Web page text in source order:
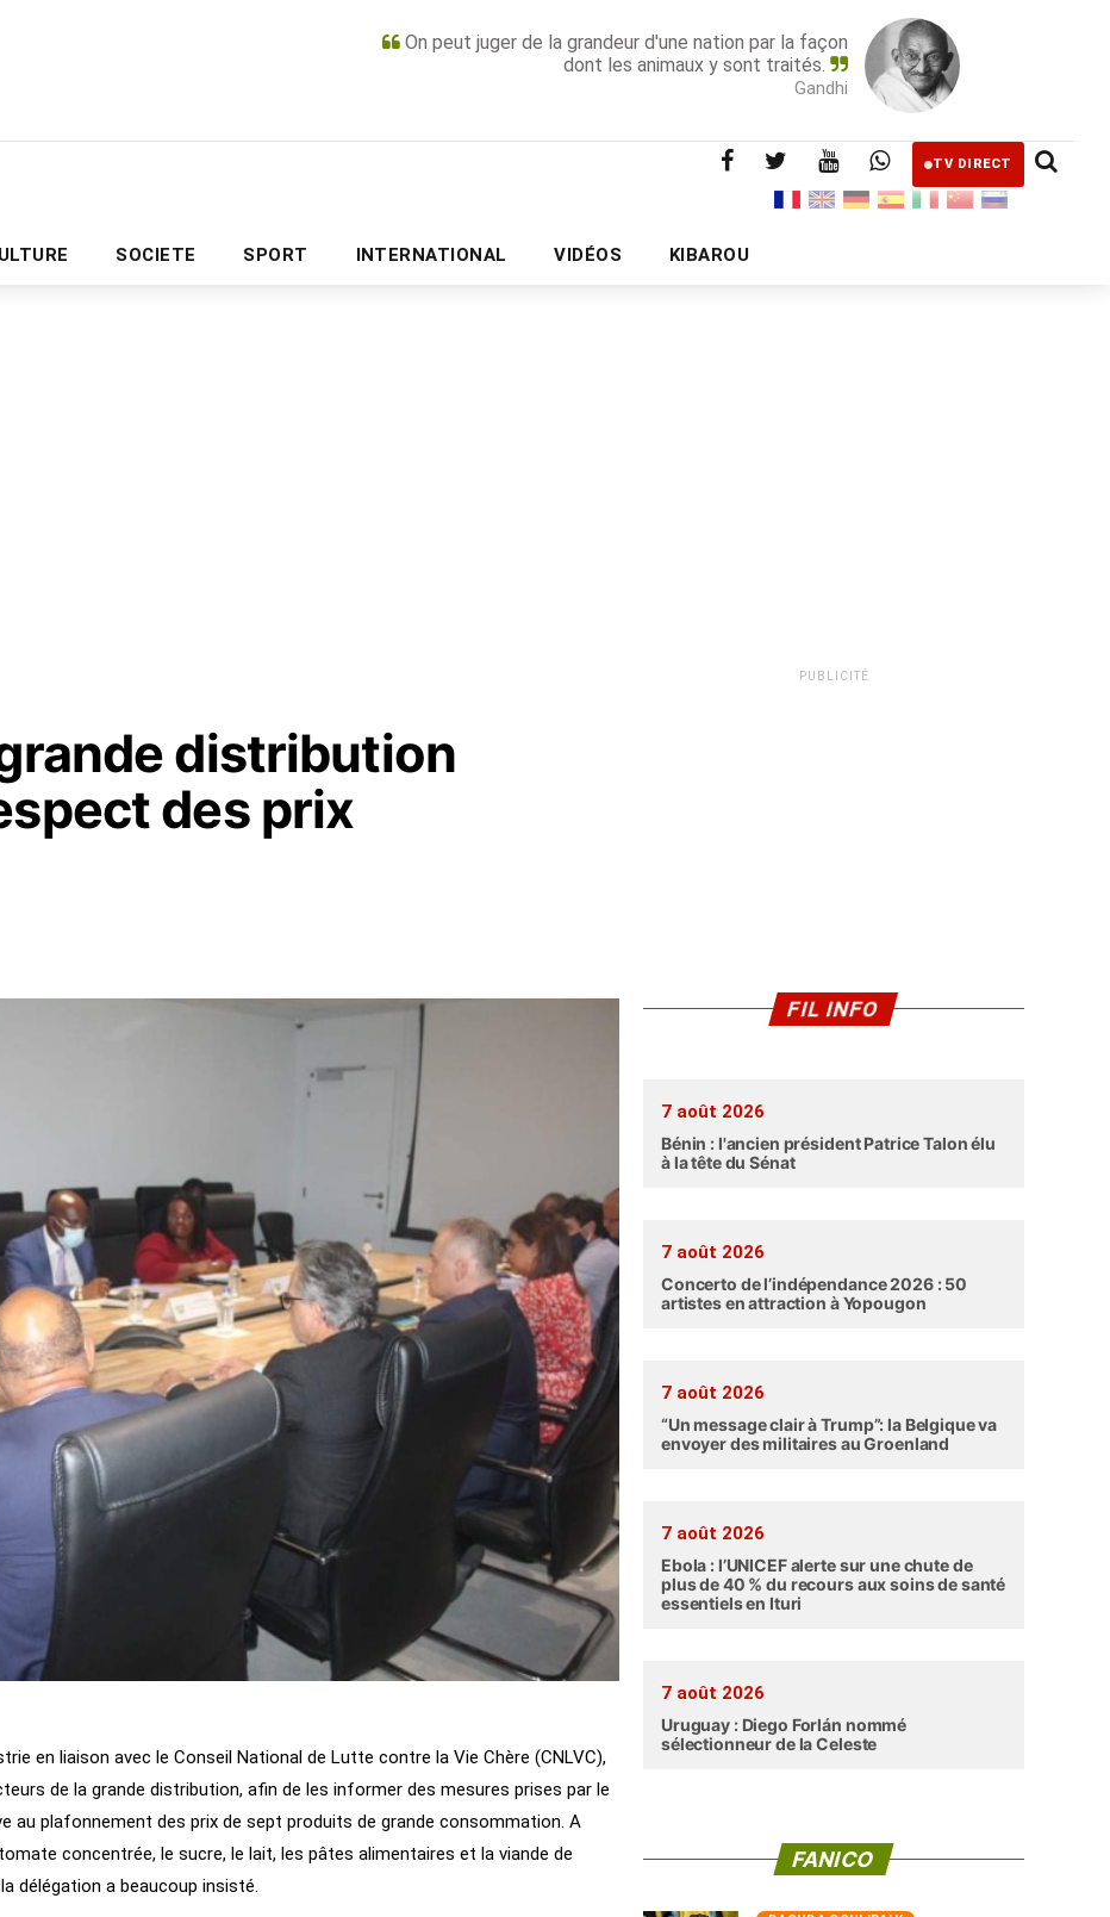
On peut juger de la grandeur d'une nation par la façon
dont les animaux y sont traités.
Gandhi
TV DIRECT
SOCIETE SPORT INTERNATIONAL VIDÉOS KIBAROU
PUBLICITÉ
distribution
des prix
en liaison avec le Conseil National de Lutte contre la Vie Chère (CNLVC),
de la grande distribution, afin de les informer des mesures prises par le
au plafonnement des prix de sept produits de grande consommation. A
concentrée, le sucre, le lait, les pâtes alimentaires et la viande de
délégation a beaucoup insisté.
PUBLICITÉ
FIL INFO
7 août 2026
Bénin : l'ancien président Patrice Talon élu
à la tête du Sénat
7 août 2026
Concerto de l’indépendance 2026 : 50
artistes en attraction à Yopougon
7 août 2026
“Un message clair à Trump”: la Belgique va
envoyer des militaires au Groenland
7 août 2026
Ebola : l’UNICEF alerte sur une chute de
plus de 40 % du recours aux soins de santé
essentiels en Ituri
7 août 2026
Uruguay : Diego Forlán nommé
sélectionneur de la Celeste
FANICO